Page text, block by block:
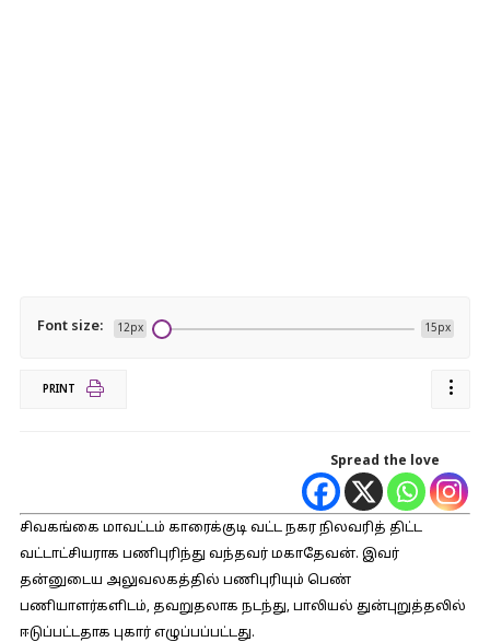
Font size: 12px 15px
PRINT
Spread the love
சிவகங்கை மாவட்டம் காரைக்குடி வட்ட நகர நிலவரித் திட்ட
வட்டாட்சியராக பணிபுரிந்து வந்தவர் மகாதேவன். இவர்
தன்னுடைய அலுவலகத்தில் பணிபுரியும் பெண்
பணியாளர்களிடம், தவறுதலாக நடந்து, பாலியல் துன்புறுத்தலில்
ஈடுப்பட்டதாக புகார் எழுப்பப்பட்டது.